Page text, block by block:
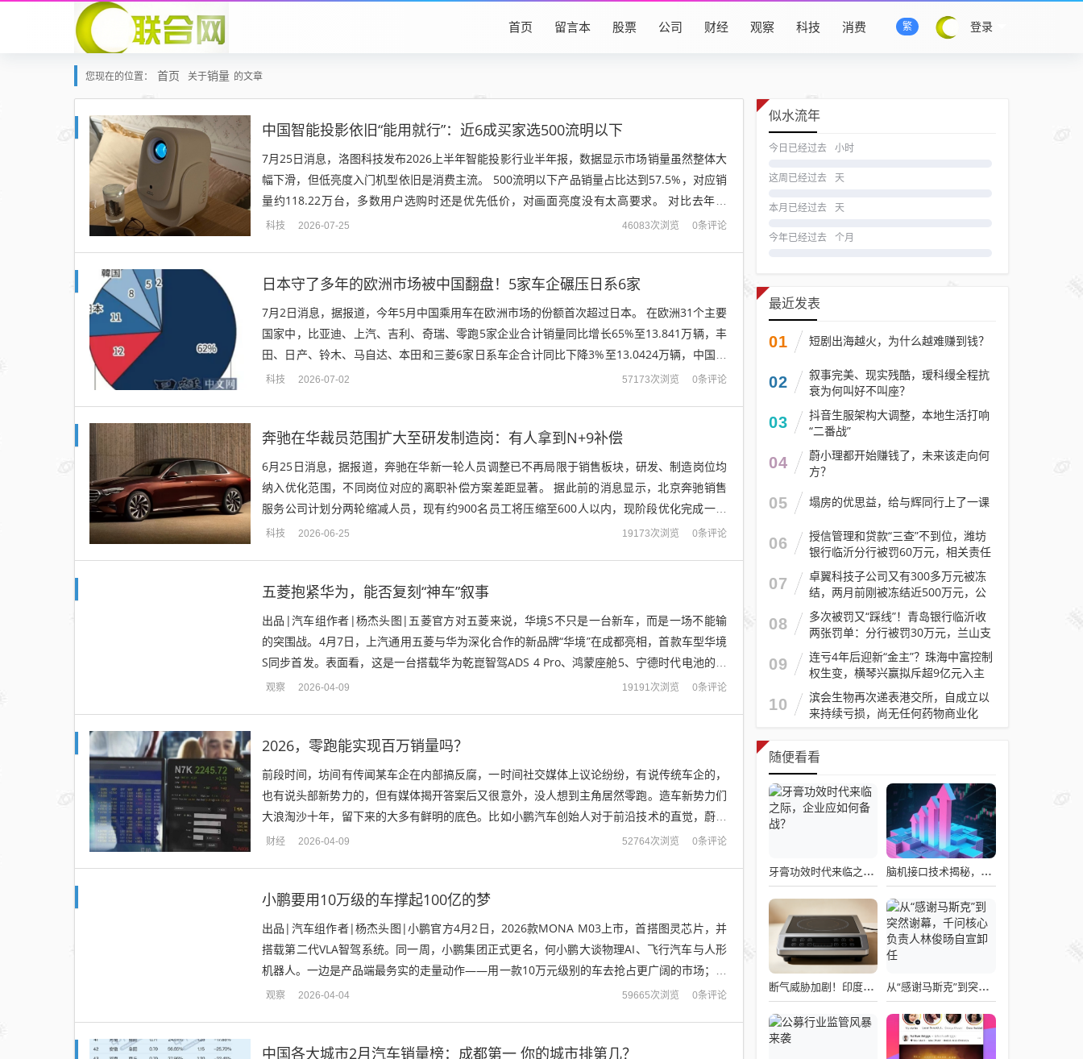
登录
繁
首页 留言本 股票 公司 财经 观察 科技 消费
您现在的位置： 首页 关于销量 的文章
中国智能投影依旧“能用就行”：近6成买家选500流明以下
7月25日消息，洛图科技发布2026上半年智能投影行业半年报，数据显示市场销量虽然整体大
幅下滑，但低亮度入门机型依旧是消费主流。 500流明以下产品销量占比达到57.5%，对应销
量约118.22万台，多数用户选购时还是优先低价，对画面亮度没有太高要求。 对比去年同
期，500流明以下机型份额下滑14....
科技 2026-07-25 46083次浏览 0条评论
日本守了多年的欧洲市场被中国翻盘！5家车企碾压日系6家
7月2日消息，据报道，今年5月中国乘用车在欧洲市场的份额首次超过日本。 在欧洲31个主要
国家中，比亚迪、上汽、吉利、奇瑞、零跑5家企业合计销量同比增长65%至13.841万辆，丰
田、日产、铃木、马自达、本田和三菱6家日系车企合计同比下降3%至13.0424万辆，中国企
业销量比日本企业多6%。 截至4...
科技 2026-07-02 57173次浏览 0条评论
奔驰在华裁员范围扩大至研发制造岗：有人拿到N+9补偿
6月25日消息，据报道，奔驰在华新一轮人员调整已不再局限于销售板块，研发、制造岗位均
纳入优化范围，不同岗位对应的离职补偿方案差距显著。 据此前的消息显示，北京奔驰销售
服务公司计划分两轮缩减人员，现有约900名员工将压缩至600人以内，现阶段优化完成一成
左右，该批次员工统一按照N+6标准发放补偿。而最...
科技 2026-06-25 19173次浏览 0条评论
五菱抱紧华为，能否复刻“神车”叙事
出品|汽车组作者|杨杰头图|五菱官方对五菱来说，华境S不只是一台新车，而是一场不能输
的突围战。4月7日，上汽通用五菱与华为深化合作的新品牌“华境”在成都亮相，首款车型华境
S同步首发。表面看，这是一台搭载华为乾崑智驾ADS 4 Pro、鸿蒙座舱5、宁德时代电池的大
六座SUV；但放到五菱过去几年的转型之...
观察 2026-04-09 19191次浏览 0条评论
2026，零跑能实现百万销量吗？
前段时间，坊间有传闻某车企在内部搞反腐，一时间社交媒体上议论纷纷，有说传统车企的，
也有说头部新势力的，但有媒体揭开答案后又很意外，没人想到主角居然零跑。造车新势力们
大浪淘沙十年，留下来的大多有鲜明的底色。比如小鹏汽车创始人对于前沿技术的直觉，蔚来
对于用户体验的重视，理想对产品的理解，以及零跑对于成本...
财经 2026-04-09 52764次浏览 0条评论
小鹏要用10万级的车撑起100亿的梦
出品|汽车组作者|杨杰头图|小鹏官方4月2日，2026款MONA M03上市，首搭图灵芯片，并
搭载第二代VLA智驾系统。同一周，小鹏集团正式更名，何小鹏大谈物理AI、飞行汽车与人形
机器人。一边是产品端最务实的走量动作——用一款10万元级别的车去抢占更广阔的市场；一
边是品牌端最宏大的叙事拉升——从车企...
观察 2026-04-04 59665次浏览 0条评论
中国各大城市2月汽车销量榜：成都第一 你的城市排第几？
似水流年
今日已经过去 小时
这周已经过去 天
本月已经过去 天
今年已经过去 个月
最近发表
01 短剧出海越火，为什么越难赚到钱？
02
叙事完美、现实残酷，瑷科缦全程抗
衰为何叫好不叫座？
03
抖音生服架构大调整，本地生活打响
“二番战”
04
蔚小理都开始赚钱了，未来该走向何
方？
05 塌房的优思益，给与辉同行上了一课
06
授信管理和贷款“三查”不到位，潍坊
银行临沂分行被罚60万元，相关责任
人被警告
07
卓翼科技子公司又有300多万元被冻
结，两月前刚被冻结近500万元，公
司去年预计亏损至少2.1亿元
08
多次被罚又“踩线”！青岛银行临沂收
两张罚单：分行被罚30万元，兰山支
行被罚30万元
09
连亏4年后迎新“金主”？珠海中富控制
权生变，横琴兴赢拟斥超9亿元入主
10
滨会生物再次递表港交所，自成立以
来持续亏损，尚无任何药物商业化
随便看看
牙膏功效时代来临之际，企业应如何备战？ 脑机接口技术揭秘，引领读心术革命的领跑者大盘点
断气威胁加剧！印度民众疯抢电磁炉 制造商将从中国空运部件 从“感谢马斯克”到突然谢幕，千问核心负责人林俊旸自宣卸任